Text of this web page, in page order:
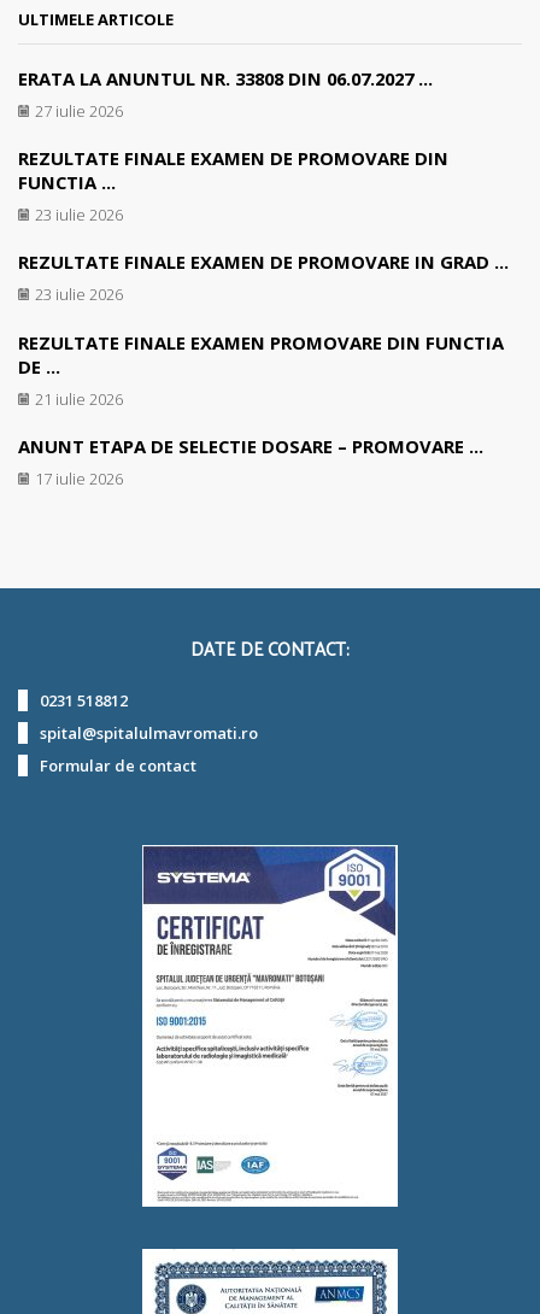
ULTIMELE ARTICOLE
ERATA LA ANUNTUL NR. 33808 DIN 06.07.2027 ...
27 iulie 2026
REZULTATE FINALE EXAMEN DE PROMOVARE DIN
FUNCTIA ...
23 iulie 2026
REZULTATE FINALE EXAMEN DE PROMOVARE IN GRAD ...
23 iulie 2026
REZULTATE FINALE EXAMEN PROMOVARE DIN FUNCTIA
DE ...
21 iulie 2026
ANUNT ETAPA DE SELECTIE DOSARE – PROMOVARE ...
17 iulie 2026
DATE DE CONTACT:
0231 518812
spital@spitalulmavromati.ro
Formular de contact